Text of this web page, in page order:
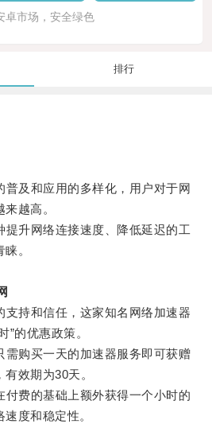
卓市场，安全绿色
排行
及和应用的多样化，用户对于网
越高。
升网络连接速度、降低延迟的工
。
持和信任，这家知名网络加速器
”的优惠政策。
购买一天的加速器服务即可获赠
效期为30天。
费的基础上额外获得一个小时的
度和稳定性。